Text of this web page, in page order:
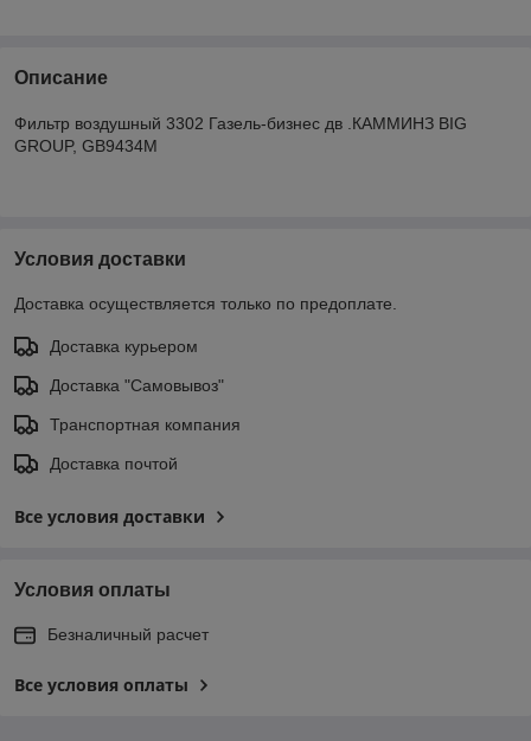
Описание
Фильтр воздушный 3302 Газель-бизнес дв .КАММИНЗ BIG
GROUP, GB9434M
Условия доставки
Доставка осуществляется только по предоплате.
Доставка курьером
Доставка "Самовывоз"
Транспортная компания
Доставка почтой
Все условия доставки
Условия оплаты
Безналичный расчет
Все условия оплаты